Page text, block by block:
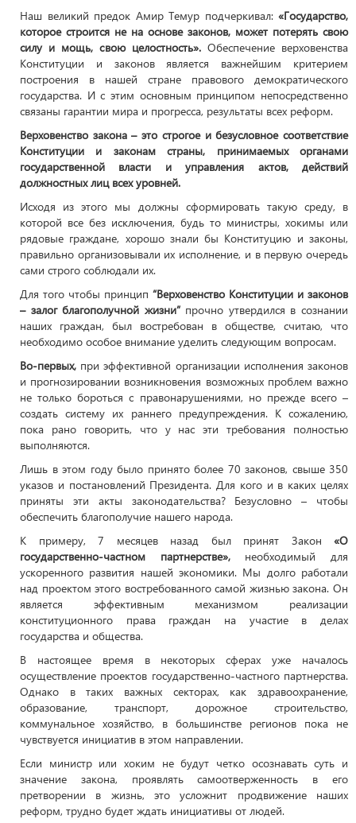
Наш великий предок Амир Темур подчеркивал: «Государство,
которое строится не на основе законов, может потерять свою
силу и мощь, свою целостность».Обеспечение верховенства
Конституции и законов является важнейшим критерием
построения в нашей стране правового демократического
государства. И с этим основным принципом непосредственно
связаны гарантии мира и прогресса, результаты всех реформ.
Верховенство закона – это строгое и безусловное соответствие
Конституции и законам страны, принимаемых органами
государственной власти и управления актов, действий
должностных лиц всех уровней.
Исходя из этого мы должны сформировать такую среду, в
которой все без исключения, будь то министры, хокимы или
рядовые граждане, хорошо знали бы Конституцию и законы,
правильно организовывали их исполнение, и в первую очередь
сами строго соблюдали их.
Для того чтобы принцип “Верховенство Конституции и законов
– залог благополучной жизни”прочно утвердился в сознании
наших граждан, был востребован в обществе, считаю, что
необходимо особое внимание уделить следующим вопросам.
Во-первых, при эффективной организации исполнения законов
и прогнозировании возникновения возможных проблем важно
не только бороться с правонарушениями, но прежде всего –
создать систему их раннего предупреждения. К сожалению,
пока рано говорить, что у нас эти требования полностью
выполняются.
Лишь в этом году было принято более 70 законов, свыше 350
указов и постановлений Президента. Для кого и в каких целях
приняты эти акты законодательства? Безусловно – чтобы
обеспечить благополучие нашего народа.
К примеру, 7 месяцев назад был принят Закон «О
государственно-частном партнерстве»,необходимый для
ускоренного развития нашей экономики. Мы долго работали
над проектом этого востребованного самой жизнью закона. Он
является эффективным механизмом реализации
конституционного права граждан на участие в делах
государства и общества.
В настоящее время в некоторых сферах уже началось
осуществление проектов государственно-частного партнерства.
Однако в таких важных секторах, как здравоохранение,
образование, транспорт, дорожное строительство,
коммунальное хозяйство, в большинстве регионов пока не
чувствуется инициатив в этом направлении.
Если министр или хоким не будут четко осознавать суть и
значение закона, проявлять самоотверженность в его
претворении в жизнь, это усложнит продвижение наших
реформ, трудно будет ждать инициативы от людей.